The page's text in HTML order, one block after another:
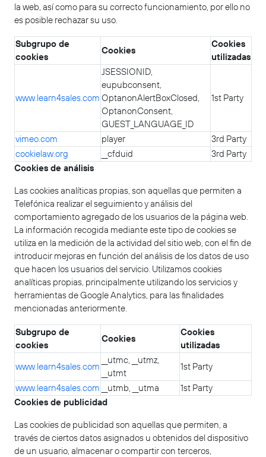
la web, así como para su correcto funcionamiento, por ello no
es posible rechazar su uso.
Subgrupo de
cookies
Cookies
Cookies
utilizadas
www.learn4sales.com
JSESSIONID,
eupubconsent,
OptanonAlertBoxClosed,
OptanonConsent,
GUEST_LANGUAGE_ID
1st Party
vimeo.com player
3rd Party
cookielaw.org
__cfduid
3rd Party
Cookies de análisis
Las cookies analíticas propias, son aquellas que permiten a
Telefónica realizar el seguimiento y análisis del
comportamiento agregado de los usuarios de la página web.
La información recogida mediante este tipo de cookies se
utiliza en la medición de la actividad del sitio web, con el fin de
introducir mejoras en función del análisis de los datos de uso
que hacen los usuarios del servicio. Utilizamos cookies
analíticas propias, principalmente utilizando los servicios y
herramientas de Google Analytics, para las finalidades
mencionadas anteriormente.
Subgrupo de
cookies
Cookies
Cookies
utilizadas
www.learn4sales.com
__utmc, __utmz,
__utmt
1st Party
www.learn4sales.com
__utmb, __utma
1st Party
Cookies de publicidad
Las cookies de publicidad son aquellas que permiten, a
través de ciertos datos asignados u obtenidos del dispositivo
de un usuario, almacenar o compartir con terceros,